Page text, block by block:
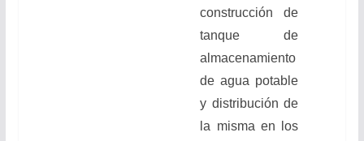
construcción de
tanque de
almacenamiento
de agua potable
y distribución de
la misma en los